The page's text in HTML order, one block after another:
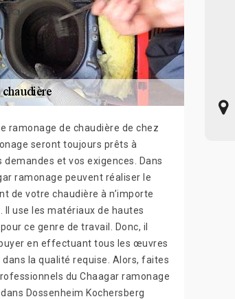
ramonage de chaudière de chez
seront toujours prêts à
demandes et vos exigences. Dans
ramonage peuvent réaliser le
de votre chaudière à n’importe
Il use les matériaux de hautes
ce genre de travail. Donc, il
en effectuant tous les œuvres
la qualité requise. Alors, faites
du Chaagar ramonage
Dossenheim Kochersberg